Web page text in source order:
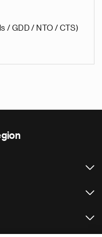
/ GDD / NTO / CTS)